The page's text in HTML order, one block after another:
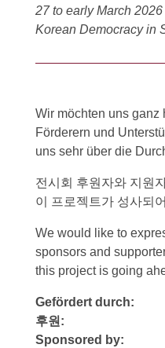
27 to early March
Korean Democracy in
Wir möchten uns ganz
Förderern und
uns sehr über die
전시회 후원자와 지원
이 프로젝트가 성사되
We would like to
sponsors and
this project is going
Gefördert durch:
후원:
Sponsored by: